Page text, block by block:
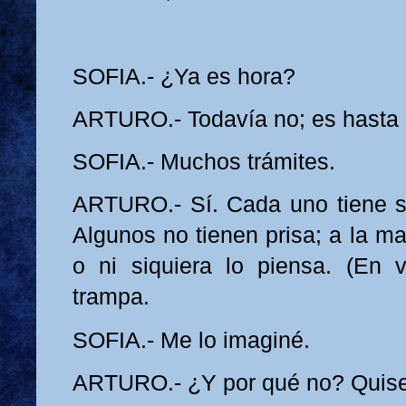
SOFIA.- ¿Ya es hora?
ARTURO.- Todavía no; es
SOFIA.- Muchos trámites.
ARTURO.- Sí. Cada uno tiene
Algunos no tienen prisa; a la
o ni siquiera lo piensa. (En
trampa.
SOFIA.- Me lo imaginé.
ARTURO.- ¿Y por qué no?